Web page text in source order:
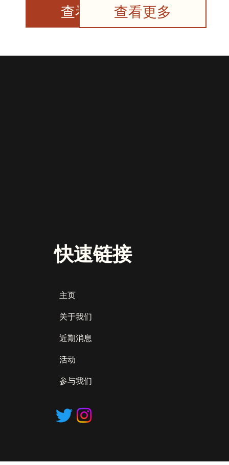
查看更多查看更多
主页
关于我们
近期消息
活动
参与我们
快速链接